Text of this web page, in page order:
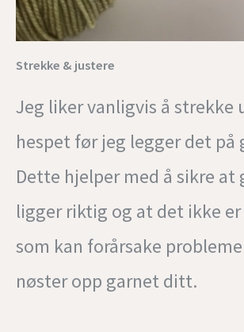
Strekke & justere
Jeg liker vanligvis å strekke
hespet før jeg legger det på
Dette hjelper med å sikre at
ligger riktig og at det ikke
som kan forårsake
nøster opp garnet ditt.